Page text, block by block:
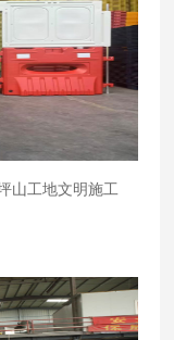
山工地文明施工